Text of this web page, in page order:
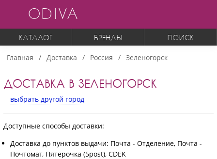
ODIVA
КАТАЛОГ БРЕНДЫ ПОИСК
Главная Доставка Россия Зеленогорск
ДОСТАВКА В ЗЕЛЕНОГОРСК
выбрать другой город
Доступные способы доставки:
Доставка до пунктов выдачи: Почта - Отделение, Почта -
Почтомат, Пятёрочка (5post), CDEK